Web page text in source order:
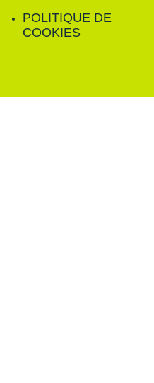
POLITIQUE DE
COOKIES